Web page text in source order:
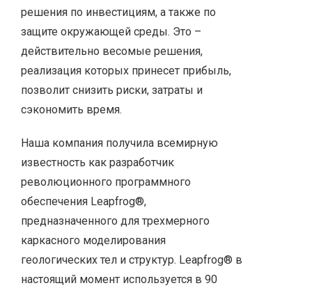
решения по инвестициям, а также по
защите окружающей среды. Это –
действительно весомые решения,
реализация которых принесет прибыль,
позволит снизить риски, затраты и
сэкономить время.
Наша компания получила всемирную
известность как разработчик
революционного программного
обеспечения Leapfrog®,
предназначенного для трехмерного
каркасного моделирования
геологических тел и структур. Leapfrog® в
настоящий момент используется в 90